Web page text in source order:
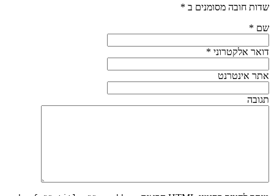
שדות חובה מסומנים ב *
שם *
דואר אלקטרוני *
אתר אינטרנט
תגובה